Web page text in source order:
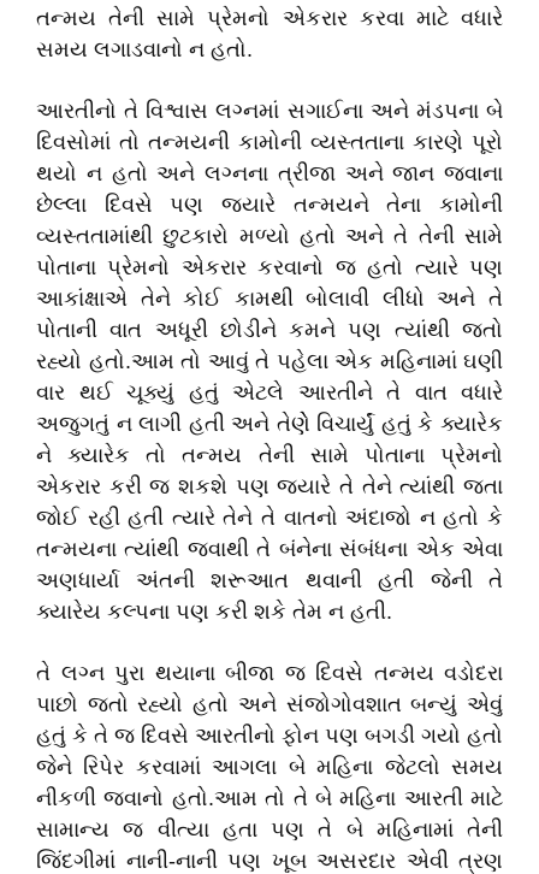
તન્મય તેની સામે પ્રેમનો એકરાર કરવા માટે વધારે
સમય લગાડવાનો ન હતો.
આરતીનો તે વિશ્વાસ લગ્નમાં સગાઈના અને મંડપના બે
દિવસોમાં તો તન્મયની કામોની વ્યસ્તતાના કારણે પૂરો
થયો ન હતો અને લગ્નના ત્રીજા અને જાન જવાના
છેલ્લા દિવસે પણ જ્યારે તન્મયને તેના કામોની
વ્યસ્તતામાંથી છુટકારો મળ્યો હતો અને તે તેની સામે
પોતાના પ્રેમનો એકરાર કરવાનો જ હતો ત્યારે પણ
આકાંક્ષાએ તેને કોઈ કામથી બોલાવી લીધો અને તે
પોતાની વાત અધૂરી છોડીને કમને પણ ત્યાંથી જતો
રહ્યો હતો.આમ તો આવું તે પહેલા એક મહિનામાં ઘણી
વાર થઈ ચૂક્યું હતું એટલે આરતીને તે વાત વધારે
અજુગતું ન લાગી હતી અને તેણેે વિચાર્યું હતું કે ક્યારેક
ને ક્યારેક તો તન્મય તેની સામે પોતાના પ્રેમનો
એકરાર કરી જ શકશે પણ જ્યારે તે તેને ત્યાંથી જતા
જોઈ રહી હતી ત્યારે તેને તે વાતનો અંદાજો ન હતો કે
તન્મયના ત્યાંથી જવાથી તે બંનેના સંબંધના એક એવા
અણધાર્યા અંતની શરૂઆત થવાની હતી જેની તે
ક્યારેય કલ્પના પણ કરી શકે તેમ ન હતી.
તે લગ્ન પુરા થયાના બીજા જ દિવસે તન્મય વડોદરા
પાછો જતો રહ્યો હતો અને સંજોગોવશાત બન્યું એવું
હતું કે તે જ દિવસે આરતીનો ફોન પણ બગડી ગયો હતો
જેને રિપેર કરવામાં આગલા બે મહિના જેટલો સમય
નીકળી જવાનો હતો.આમ તો તે બે મહિના આરતી માટે
સામાન્ય જ વીત્યા હતા પણ તે બે મહિનામાં તેની
જિંદગીમાં નાની-નાની પણ ખૂબ અસરદાર એવી ત્રણ